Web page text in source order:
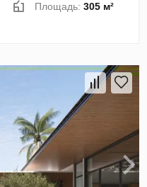
Площадь:305 м²